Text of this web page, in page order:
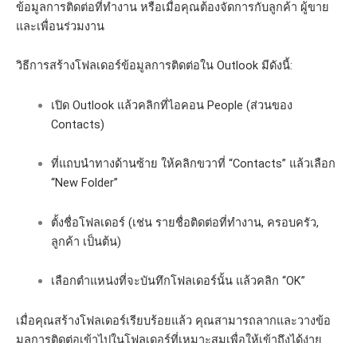
ข้อมูลการติดต่อที่ทำงาน หรือเมื่อคุณต้องจัดการกับลูกค้า ผู้ขาย
และเพื่อนร่วมงาน
วิธีการสร้างโฟลเดอร์ข้อมูลการติดต่อใน Outlook มีดังนี้:
เปิด Outlook แล้วคลิกที่ไอคอน People (ส่วนของ
Contacts)
ที่แถบนำทางด้านซ้าย ให้คลิกขวาที่ “Contacts” แล้วเลือก
“New Folder”
ตั้งชื่อโฟลเดอร์ (เช่น รายชื่อติดต่อที่ทำงาน, ครอบครัว,
ลูกค้า เป็นต้น)
เลือกตำแหน่งที่จะบันทึกโฟลเดอร์นั้น แล้วคลิก “OK”
เมื่อคุณสร้างโฟลเดอร์เรียบร้อยแล้ว คุณสามารถลากและวางข้อ
มูลการติดต่อเข้าไปในโฟลเดอร์ที่เหมาะสมเพื่อให้เข้าถึงได้ง่าย